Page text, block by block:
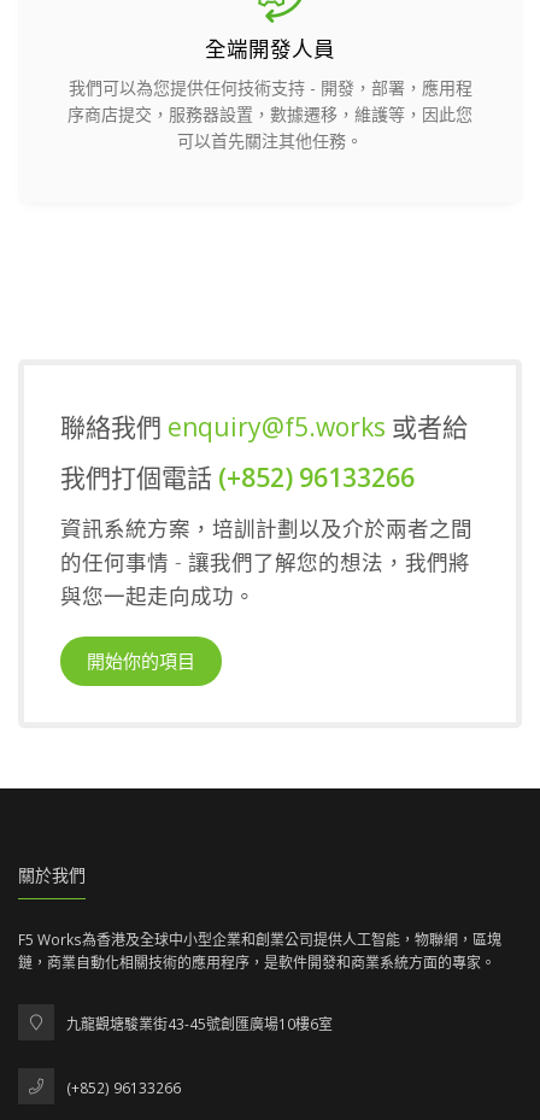
全端開發人員
我們可以為您提供任何技術支持 - 開發，部署，應用程
序商店提交，服務器設置，數據遷移，維護等，因此您
可以首先關注其他任務。
聯絡我們 enquiry@f5.works 或者給
我們打個電話 (+852) 96133266
資訊系統方案，培訓計劃以及介於兩者之間
的任何事情 - 讓我們了解您的想法，我們將
與您一起走向成功。
開始你的項目
關於我們
F5 Works為香港及全球中小型企業和創業公司提供人工智能，物聯網，區塊
鏈，商業自動化相關技術的應用程序，是軟件開發和商業系統方面的專家。
九龍觀塘駿業街43-45號創匯廣場10樓6室
(+852) 96133266